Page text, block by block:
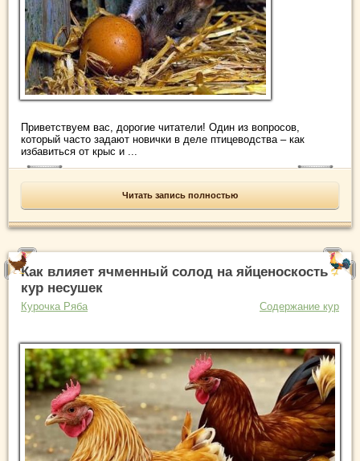
Приветствуем вас, дорогие читатели! Один из вопросов,
который часто задают новички в деле птицеводства – как
избавиться от крыс и ...
Читать запись полностью
Как влияет ячменный солод на яйценоскость
кур несушек
Курочка Ряба Содержание кур